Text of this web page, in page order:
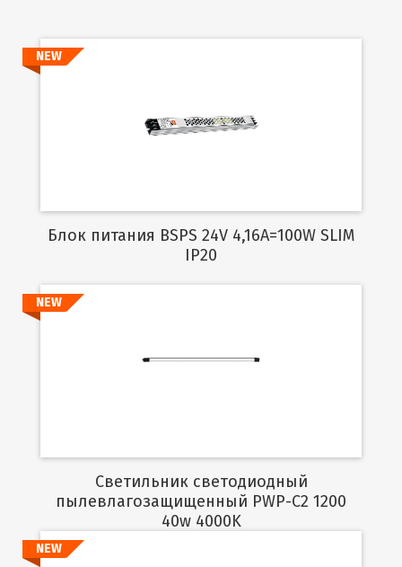
Подробнее
NEW
Блок питания BSPS 24V 4,16A=100W SLIM
IP20
NEW
Светильник светодиодный
пылевлагозащищенный PWP-C2 1200
40w 4000K
NEW